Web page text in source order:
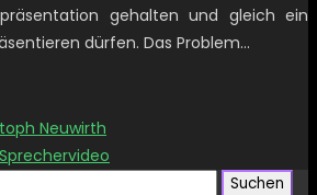
gehalten und gleich ein
dürfen. Das Problem…
Neuwirth
Sprechervideo